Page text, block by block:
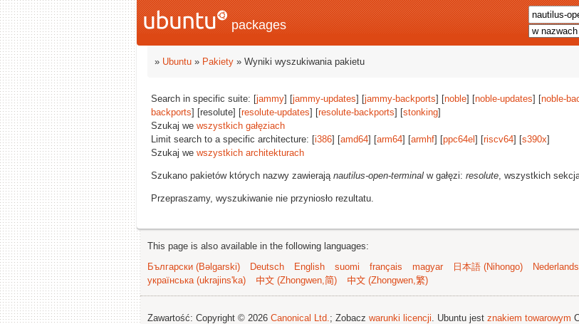
packages
» Ubuntu » Pakiety » Wyniki wyszukiwania pakietu
Search in specific suite: [jammy] [jammy-updates] [jammy-backports] [noble] [noble-updates] [noble-
backports] [resolute] [resolute-updates] [resolute-backports] [stonking]
Szukaj we wszystkich gałęziach
Limit search to a specific architecture: [i386] [amd64] [arm64] [armhf] [ppc64el ] [riscv64] [s390x]
Szukaj we wszystkich architekturach
Szukano pakietów których nazwy zawierają nautilus-open-terminal w gałęzi: resolute, wszystkich
Przepraszamy, wyszukiwanie nie przyniosło rezultatu.
This page is also available in the following languages:
Български (Bəlgarski)
Deutsch English suomi français magyar 日本語 (Nihongo) Nederlands
українська (ukrajins'ka)
中文 (Zhongwen,简) 中文 (Zhongwen,繁)
Zawartość: Copyright © 2026 Canonical Ltd.; Zobacz warunki licencji. Ubuntu jest znakiem towarowym